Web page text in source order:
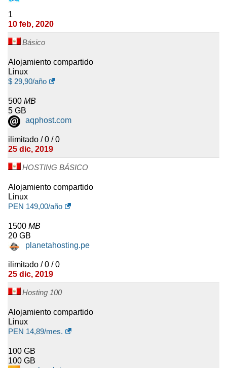
1
10 feb, 2020
Básico
Alojamiento compartido
Linux
$ 29,90/año
500 MB
5 GB
aqphost.com
ilimitado / 0 / 0
25 dic, 2019
HOSTING BÁSICO
Alojamiento compartido
Linux
PEN 149,00/año
1500 MB
20 GB
planetahosting.pe
ilimitado / 0 / 0
25 dic, 2019
Hosting 100
Alojamiento compartido
Linux
PEN 14,89/mes.
100 GB
100 GB